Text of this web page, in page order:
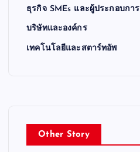
ธุรกิจ SMEs และผู้ประกอบการ
บริษัทและองค์กร
เทคโนโลยีและสตาร์ทอัพ
Other Story